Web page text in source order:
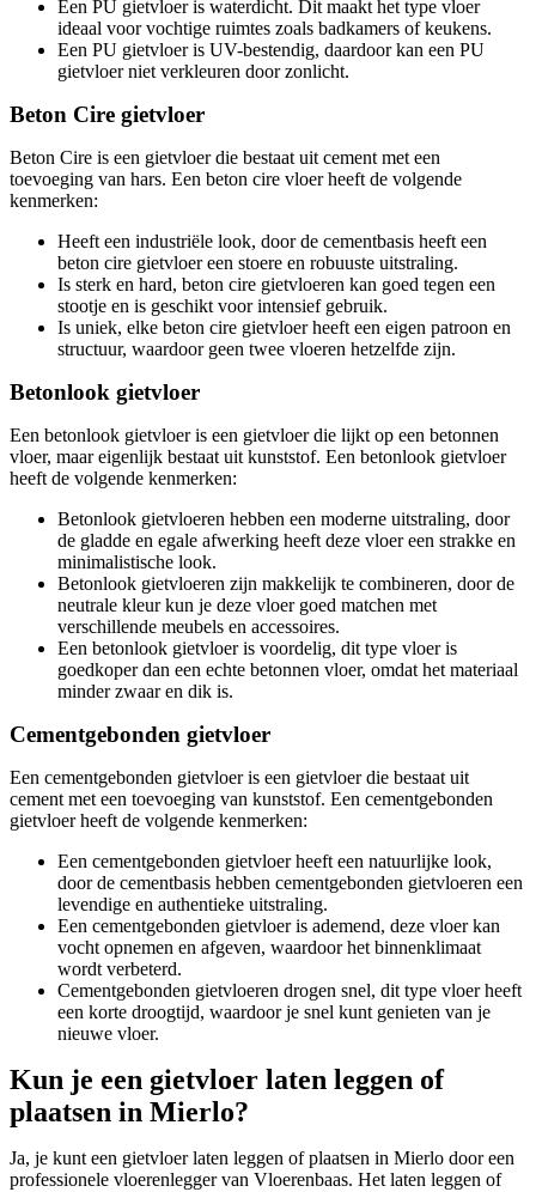
Een PU gietvloer is waterdicht. Dit maakt het type vloer
ideaal voor vochtige ruimtes zoals badkamers of keukens.
Een PU gietvloer is UV-bestendig, daardoor kan een PU
gietvloer niet verkleuren door zonlicht.
Beton Cire gietvloer
Beton Cire is een gietvloer die bestaat uit cement met een
toevoeging van hars. Een beton cire vloer heeft de volgende
kenmerken:
Heeft een industriële look, door de cementbasis heeft een
beton cire gietvloer een stoere en robuuste uitstraling.
Is sterk en hard, beton cire gietvloeren kan goed tegen een
stootje en is geschikt voor intensief gebruik.
Is uniek, elke beton cire gietvloer heeft een eigen patroon en
structuur, waardoor geen twee vloeren hetzelfde zijn.
Betonlook gietvloer
Een betonlook gietvloer is een gietvloer die lijkt op een betonnen
vloer, maar eigenlijk bestaat uit kunststof. Een betonlook gietvloer
heeft de volgende kenmerken:
Betonlook gietvloeren hebben een moderne uitstraling, door
de gladde en egale afwerking heeft deze vloer een strakke en
minimalistische look.
Betonlook gietvloeren zijn makkelijk te combineren, door de
neutrale kleur kun je deze vloer goed matchen met
verschillende meubels en accessoires.
Een betonlook gietvloer is voordelig, dit type vloer is
goedkoper dan een echte betonnen vloer, omdat het materiaal
minder zwaar en dik is.
Cementgebonden gietvloer
Een cementgebonden gietvloer is een gietvloer die bestaat uit
cement met een toevoeging van kunststof. Een cementgebonden
gietvloer heeft de volgende kenmerken:
Een cementgebonden gietvloer heeft een natuurlijke look,
door de cementbasis hebben cementgebonden gietvloeren een
levendige en authentieke uitstraling.
Een cementgebonden gietvloer is ademend, deze vloer kan
vocht opnemen en afgeven, waardoor het binnenklimaat
wordt verbeterd.
Cementgebonden gietvloeren drogen snel, dit type vloer heeft
een korte droogtijd, waardoor je snel kunt genieten van je
nieuwe vloer.
Kun je een gietvloer laten leggen of
plaatsen in Mierlo?
Ja, je kunt een gietvloer laten leggen of plaatsen in Mierlo door een
professionele vloerenlegger van Vloerenbaas. Het laten leggen of